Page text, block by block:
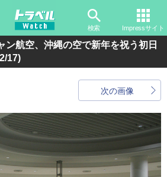
検索 Impressサイト
ン航空、沖縄の空で新年を祝う初日
17)
次の画像